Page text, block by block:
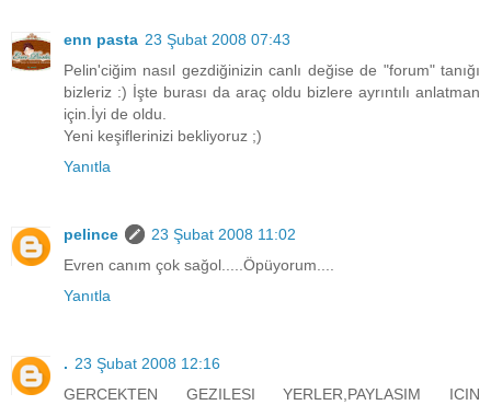
enn pasta 23 Şubat 2008 07:43
Pelin'ciğim nasıl gezdiğinizin canlı değise de "forum" tanığı
bizleriz :) İşte burası da araç oldu bizlere ayrıntılı anlatman
için.İyi de oldu.
Yeni keşiflerinizi bekliyoruz ;)
Yanıtla
pelince
23 Şubat 2008 11:02
Evren canım çok sağol.....Öpüyorum....
Yanıtla
. 23 Şubat 2008 12:16
GERCEKTEN GEZILESI YERLER,PAYLASIM ICIN